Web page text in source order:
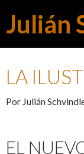
Buscar
LA
Por Julián
EL